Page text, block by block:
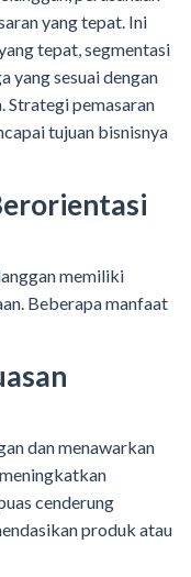
yang tepat. Ini
tepat, segmentasi
yang sesuai dengan
Strategi pemasaran
tujuan bisnisnya
memiliki
Beberapa manfaat
dan menawarkan
cenderung
produk atau